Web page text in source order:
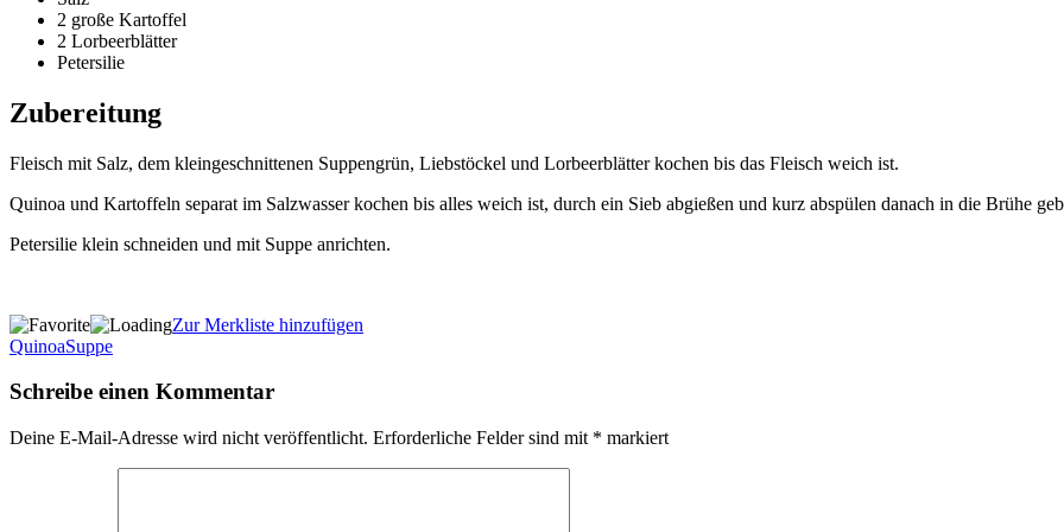
2 große Kartoffel
2 Lorbeerblätter
Petersilie
Zubereitung
Fleisch mit Salz, dem kleingeschnittenen Suppengrün, Liebstöckel und Lorbeerblätter kochen bis das Fleisch weich ist.
Quinoa und Kartoffeln separat im Salzwasser kochen bis alles weich ist, durch ein Sieb abgießen und kurz abspülen danach in die Brühe
Petersilie klein schneiden und mit Suppe anrichten.
Zur Merkliste hinzufügen
QuinoaSuppe
Schreibe einen Kommentar
Deine E-Mail-Adresse wird nicht veröffentlicht. Erforderliche Felder sind mit * markiert